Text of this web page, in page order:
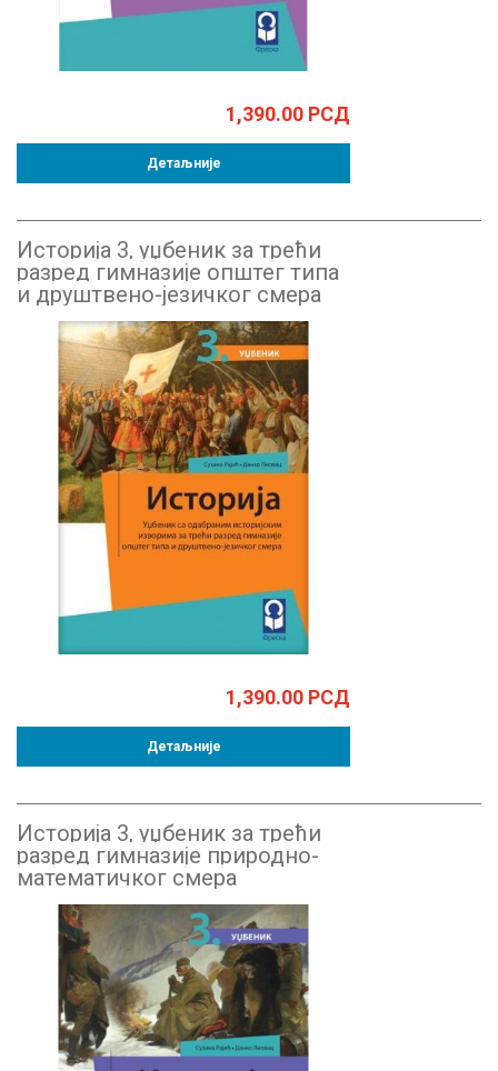
1,390.00 РСД
Детаљније
Историја 3, уџбеник за трећи
разред гимназије општег типа
и друштвено-језичког смера
1,390.00 РСД
Детаљније
Историја 3, уџбеник за трећи
разред гимназије природно-
математичког смера